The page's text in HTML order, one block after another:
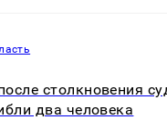
столкновения
два человека